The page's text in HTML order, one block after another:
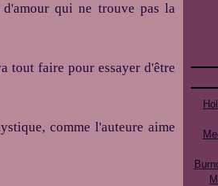
qui ne trouve pas la
tout faire pour essayer d'être
comme l'auteure aime